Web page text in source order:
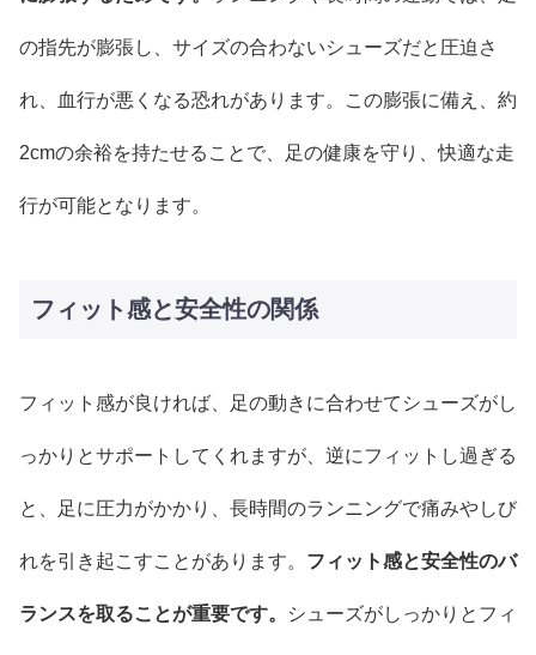
の指先が膨張し、サイズの合わないシューズだと圧迫さ
れ、血行が悪くなる恐れがあります。この膨張に備え、約
2cmの余裕を持たせることで、足の健康を守り、快適な走
行が可能となります。
フィット感と安全性の関係
フィット感が良ければ、足の動きに合わせてシューズがし
っかりとサポートしてくれますが、逆にフィットし過ぎる
と、足に圧力がかかり、長時間のランニングで痛みやしび
れを引き起こすことがあります。 フィット感と安全性のバ
ランスを取ることが重要です。 シューズがしっかりとフィ